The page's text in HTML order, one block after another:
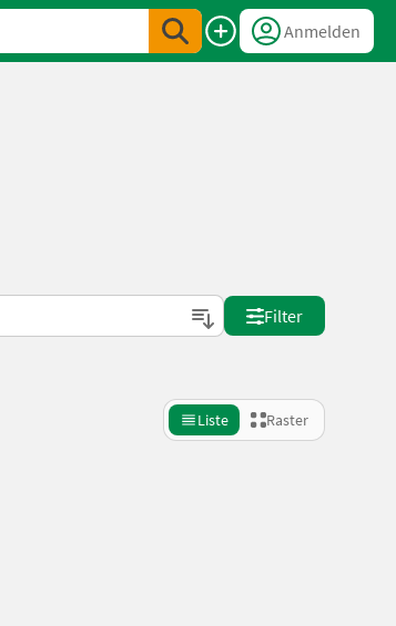
Anmelden
Filter
Liste Raster